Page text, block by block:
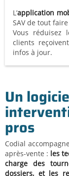
L’application
SAV de tout
Vous réduisez
clients
infos à jour.
Un
pros
Codial
après-vente : les
charge des
dossiers, et les